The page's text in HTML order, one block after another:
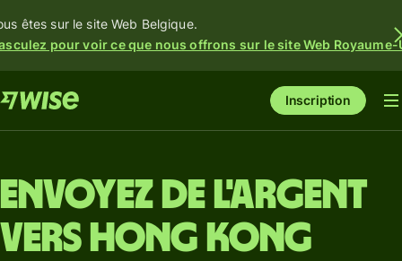
êtes sur le site Web Belgique.
pour voir ce que nous offrons sur le site Web Royaume-
Inscription
Envoyez de l'argent
vers Hong Kong